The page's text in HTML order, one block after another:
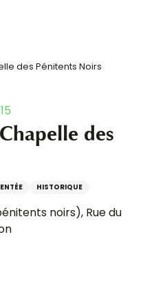
des Pénitents Noirs
des
HISTORIQUE
noirs), Rue du